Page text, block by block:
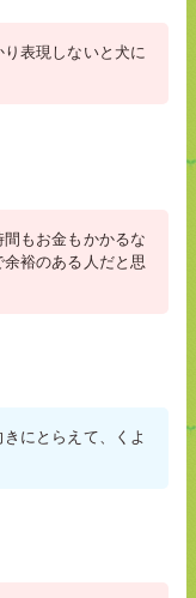
表現しないと犬に
もお金もかかるな
裕のある人だと思
にとらえて、くよ